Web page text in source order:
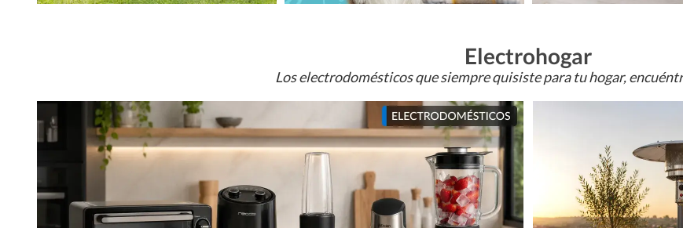
Electrohogar
Los electrodomésticos que siempre quisiste para tu hogar,